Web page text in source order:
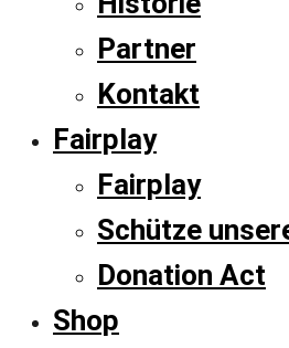
Partner
Kontakt
Fairplay
Fairplay
Schütze
Donation Act
Shop